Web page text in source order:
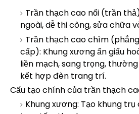
Trần thạch cao nổi (trần
ngoài, dễ thi công, sửa chữa
Trần thạch cao chìm
cấp): Khung xương ẩn giấu
liền mạch, sang trọng,
kết hợp đèn trang trí.
Cấu tạo chính của trần thạch
Khung xương: Tạo khung